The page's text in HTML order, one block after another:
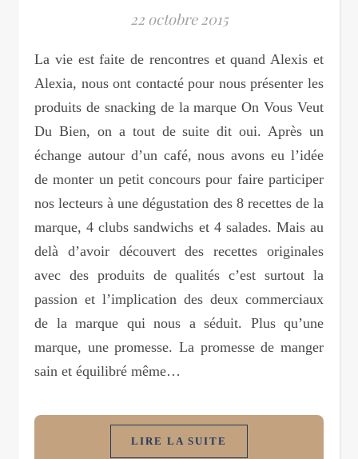
22 octobre 2015
La vie est faite de rencontres et quand Alexis et
Alexia, nous ont contacté pour nous présenter les
produits de snacking de la marque On Vous Veut
Du Bien, on a tout de suite dit oui. Après un
échange autour d’un café, nous avons eu l’idée
de monter un petit concours pour faire participer
nos lecteurs à une dégustation des 8 recettes de la
marque, 4 clubs sandwichs et 4 salades. Mais au
delà d’avoir découvert des recettes originales
avec des produits de qualités c’est surtout la
passion et l’implication des deux commerciaux
de la marque qui nous a séduit. Plus qu’une
marque, une promesse. La promesse de manger
sain et équilibré même…
LIRE LA SUITE